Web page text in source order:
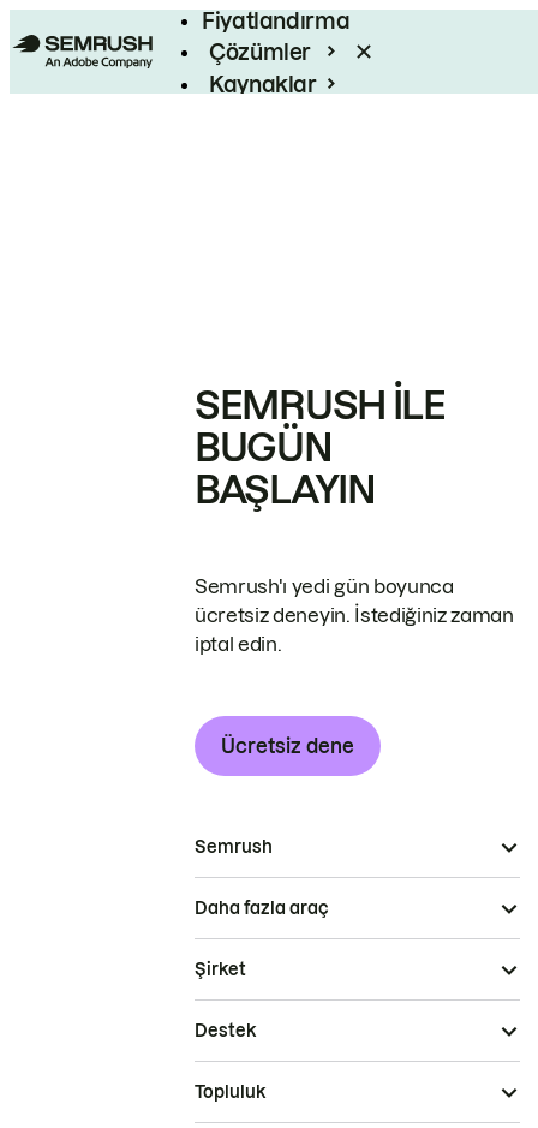
Fiyatlandırma
Çözümler
Kaynaklar
SEMRUSH ILE
BUGÜN
BAŞLAYIN
Semrush'ı yedi gün boyunca
ücretsiz deneyin. İstediğiniz zaman
iptal edin.
Ücretsiz dene
Semrush
Daha fazla araç
Şirket
Destek
Topluluk